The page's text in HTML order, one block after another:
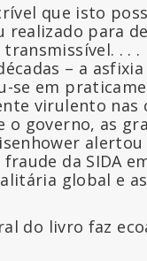
que isto
realizado para
. .
– a
se em
virulento nas
o governo, as
fraude da SIDA
global e
do livro faz